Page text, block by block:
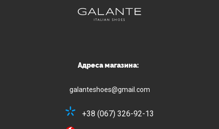
Адреса магазина:
galanteshoes@gmail.com
+38 (067) 326-92-13